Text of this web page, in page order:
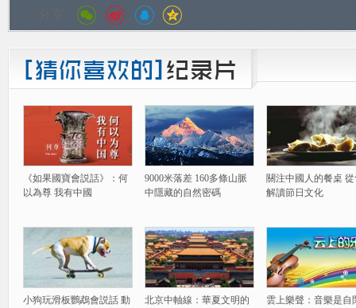
分享：
《如果國寶會説話》：何
以為尊 我有中國
9000米落差 160多條山脈
中隱藏的自然密碼
關注中國人的餐桌
解讀節日文化
小狗玩滑板鸚鵡會説話 動
北京中軸線：華夏文明的
雲上樂聲：音樂是自